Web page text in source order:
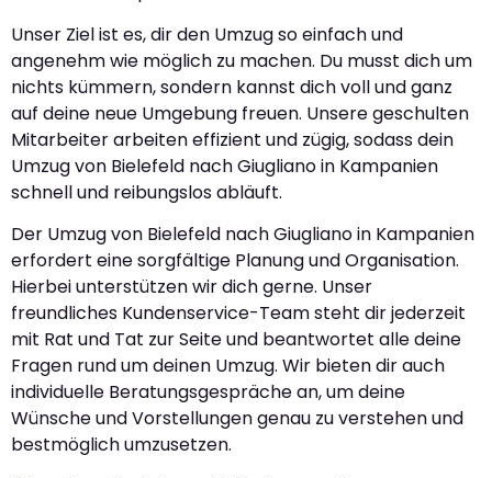
Unser Ziel ist es, dir den Umzug so einfach und
angenehm wie möglich zu machen. Du musst dich um
nichts kümmern, sondern kannst dich voll und ganz
auf deine neue Umgebung freuen. Unsere geschulten
Mitarbeiter arbeiten effizient und zügig, sodass dein
Umzug von Bielefeld nach Giugliano in Kampanien
schnell und reibungslos abläuft.
Der Umzug von Bielefeld nach Giugliano in Kampanien
erfordert eine sorgfältige Planung und Organisation.
Hierbei unterstützen wir dich gerne. Unser
freundliches Kundenservice-Team steht dir jederzeit
mit Rat und Tat zur Seite und beantwortet alle deine
Fragen rund um deinen Umzug. Wir bieten dir auch
individuelle Beratungsgespräche an, um deine
Wünsche und Vorstellungen genau zu verstehen und
bestmöglich umzusetzen.